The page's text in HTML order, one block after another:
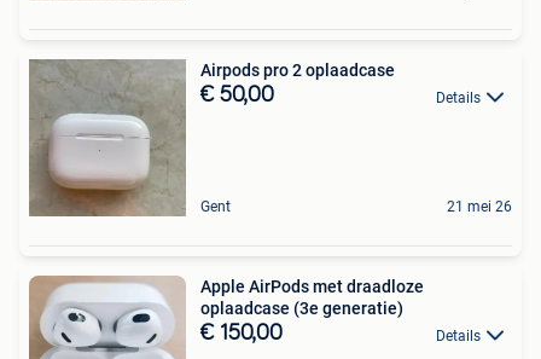
Airpods pro 2 oplaadcase
€ 50,00 Details
Gent 21 mei 26
Apple AirPods met draadloze
oplaadcase (3e generatie)
€ 150,00 Details